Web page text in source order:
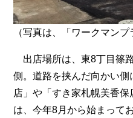
（写真は、「ワークマンプ
出店場所は、東8丁目篠
側。道路を挟んだ向かい
店」や「すき家札幌美香
は、今年8月から始まって